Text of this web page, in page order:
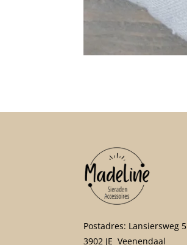
Postadres: Lansiersweg 5
3902 JE Veenendaal